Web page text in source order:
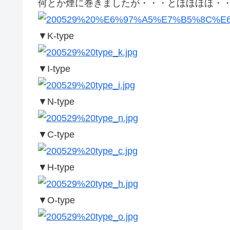
何とか煙に巻きましたが・・・とほほほほ・
▼K-type
▼I-type
▼N-type
▼C-type
▼H-type
▼O-type